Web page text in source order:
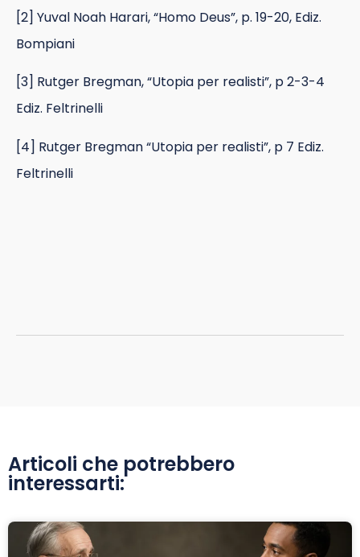
[2] Yuval Noah Harari, “Homo Deus”, p. 19-20, Ediz.
Bompiani
[3] Rutger Bregman, “Utopia per realisti”, p 2-3-4
Ediz. Feltrinelli
[4] Rutger Bregman “Utopia per realisti”, p 7 Ediz.
Feltrinelli
Articoli che potrebbero
interessarti: